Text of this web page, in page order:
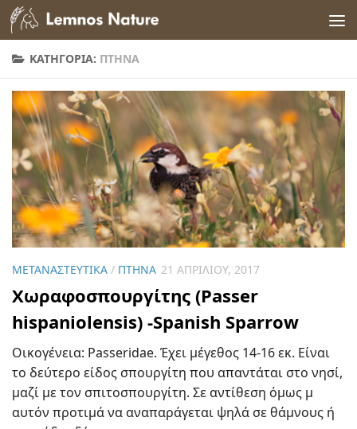
Skip to content
ΚΑΤΗΓΟΡΊΑ: ΠΤΗΝΆ
ΜΕΤΑΝΑΣΤΕΥΤΙΚΆ / ΠΤΗΝΆ 21 ΑΠΡΙΛΊΟΥ, 2017
Χωραφοσπουργίτης (Passer
hispaniolensis) -Spanish Sparrow
Οικογένεια: Passeridae. Έχει μέγεθος 14-16 εκ. Είναι
το δεύτερο είδος σπουργίτη που απαντάται στο νησί,
μαζί με τον σπιτοσπουργίτη. Σε αντίθεση όμως μ
αυτόν προτιμά να αναπαράγεται ψηλά σε θάμνους ή